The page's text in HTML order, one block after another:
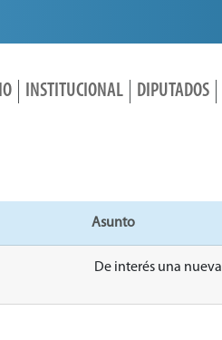
INSTITUCIONAL DIPUTADOS
Asunto
De interés una